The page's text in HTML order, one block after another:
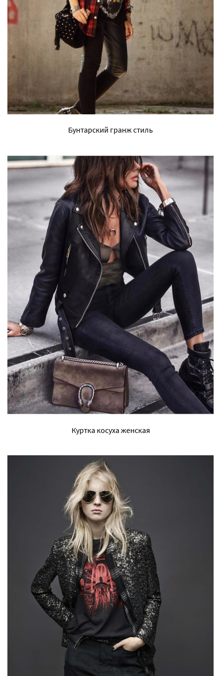
Бунтарский гранж стиль
Куртка косуха женская